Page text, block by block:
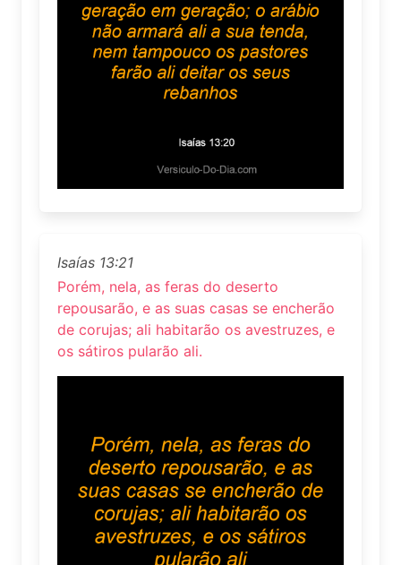
Isaías 13:21
Porém, nela, as feras do deserto
repousarão, e as suas casas se encherão
de corujas; ali habitarão os avestruzes, e
os sátiros pularão ali.